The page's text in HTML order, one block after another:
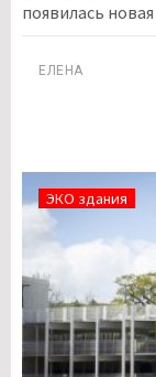
появилась новая
ЕЛЕНА
ЭКО здания